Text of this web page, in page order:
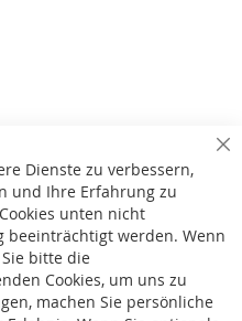
Dienste zu verbessern,
und Ihre Erfahrung zu
unten nicht
beeinträchtigt werden. Wenn
bitte die
Cookies, um uns zu
machen Sie persönliche